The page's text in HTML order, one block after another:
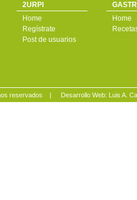
2URPI
Home
Regístrate
Post de usuarios
Home
reservados | Desarrollo Web: Luis